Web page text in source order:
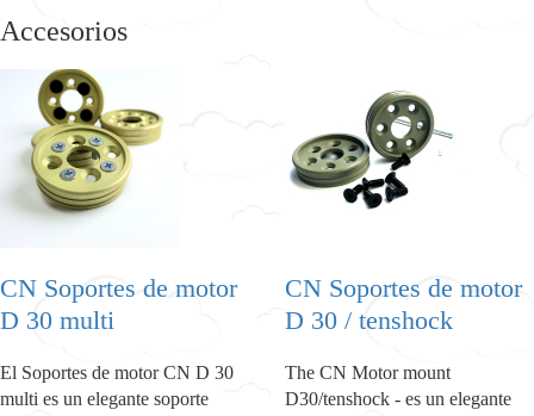
Accesorios
CN Soportes de motor
D 30 multi
El Soportes de motor CN D 30
multi es un elegante soporte
CN Soportes de motor
D 30 / tenshock
The CN Motor mount
D30/tenshock - es un elegante